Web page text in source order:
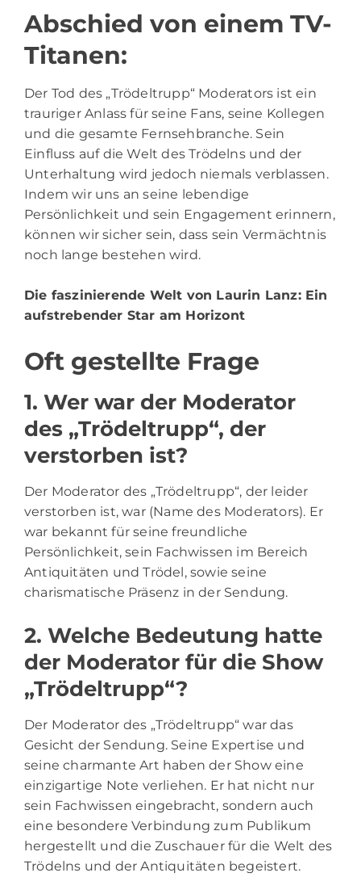
Abschied von einem TV-
Titanen:
Der Tod des „Trödeltrupp“ Moderators ist ein
trauriger Anlass für seine Fans, seine Kollegen
und die gesamte Fernsehbranche. Sein
Einfluss auf die Welt des Trödelns und der
Unterhaltung wird jedoch niemals verblassen.
Indem wir uns an seine lebendige
Persönlichkeit und sein Engagement erinnern,
können wir sicher sein, dass sein Vermächtnis
noch lange bestehen wird.
Die faszinierende Welt von Laurin Lanz: Ein
aufstrebender Star am Horizont
Oft gestellte Frage
1. Wer war der Moderator
des „Trödeltrupp“, der
verstorben ist?
Der Moderator des „Trödeltrupp“, der leider
verstorben ist, war (Name des Moderators). Er
war bekannt für seine freundliche
Persönlichkeit, sein Fachwissen im Bereich
Antiquitäten und Trödel, sowie seine
charismatische Präsenz in der Sendung.
2. Welche Bedeutung hatte
der Moderator für die Show
„Trödeltrupp“?
Der Moderator des „Trödeltrupp“ war das
Gesicht der Sendung. Seine Expertise und
seine charmante Art haben der Show eine
einzigartige Note verliehen. Er hat nicht nur
sein Fachwissen eingebracht, sondern auch
eine besondere Verbindung zum Publikum
hergestellt und die Zuschauer für die Welt des
Trödelns und der Antiquitäten begeistert.